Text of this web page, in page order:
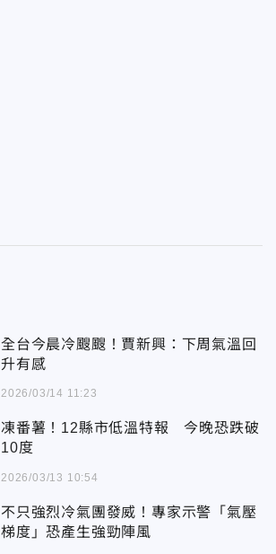
全台今晨冷颼颼！賈新興：下周氣溫回
升有感
2026/03/14 11:23
凍番薯！12縣市低溫特報 今晚恐跌破
10度
2026/03/13 10:54
不只強烈冷氣團發威！專家示警「氣壓
梯度」恐產生強勁陣風